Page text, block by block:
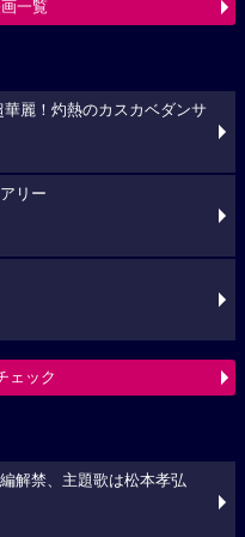
一覧
麗！灼熱のカスカベダンサ
リー
ェック
解禁、主題歌は松本孝弘